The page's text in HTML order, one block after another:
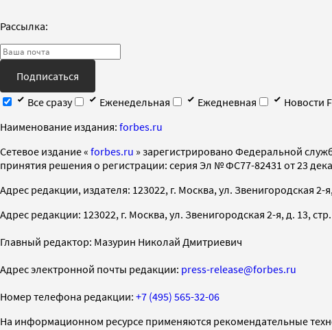
Рассылка:
Подписаться
Все сразу
Еженедельная Ежедневная
Новости
Наименование издания: forbes.ru
Cетевое издание « forbes.ru » зарегистрировано Федеральной
принятия решения о регистрации: серия Эл № ФС77-82431 от 23
Адрес редакции, издателя: 123022, г. Москва, ул. Звенигородская 2-
Адрес редакции: 123022, г. Москва, ул. Звенигородская 2-я, д. 13,
Главный редактор: Мазурин Николай Дмитриевич
Адрес электронной почты редакции: press-release@forbes.ru
Номер телефона редакции: +7 (495) 565-32-06
На информационном ресурсе применяются рекомендательные